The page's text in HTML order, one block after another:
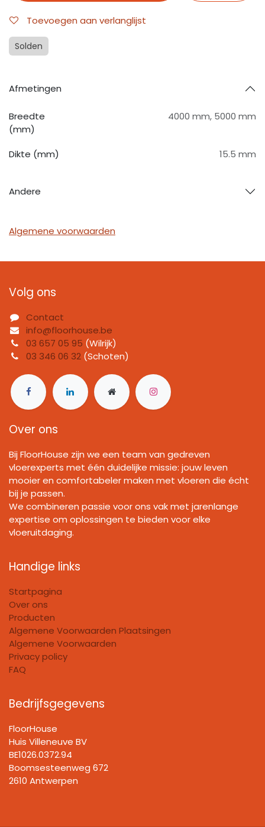
Toevoegen aan verlanglijst
Solden
Afmetingen
Breedte
(mm)
4000 mm, 5000 mm
Dikte (mm) 15.5 mm
Andere
Algemene voorwaarden
Volg ons
Contact
info@floorhouse.be
03 657 05 95 (Wilrijk)
03 346 06 32 (Schoten)
Over ons
Bij FloorHouse zijn we een team van gedreven
vloerexperts met één duidelijke missie: jouw leven
mooier en comfortabeler maken met vloeren die écht
bij je passen.
We combineren passie voor ons vak met jarenlange
expertise om oplossingen te bieden voor elke
vloeruitdaging.
Handige links
Startpagina
Over ons
Producten
Algemene Voorwaarden Plaatsingen
Algemene Voorwaarden
Privacy policy
FAQ
Bedrijfsgegevens
FloorHouse
Huis Villeneuve BV​
BE1026.0372.94
Boomsesteenweg 672
2610 Antwerpen